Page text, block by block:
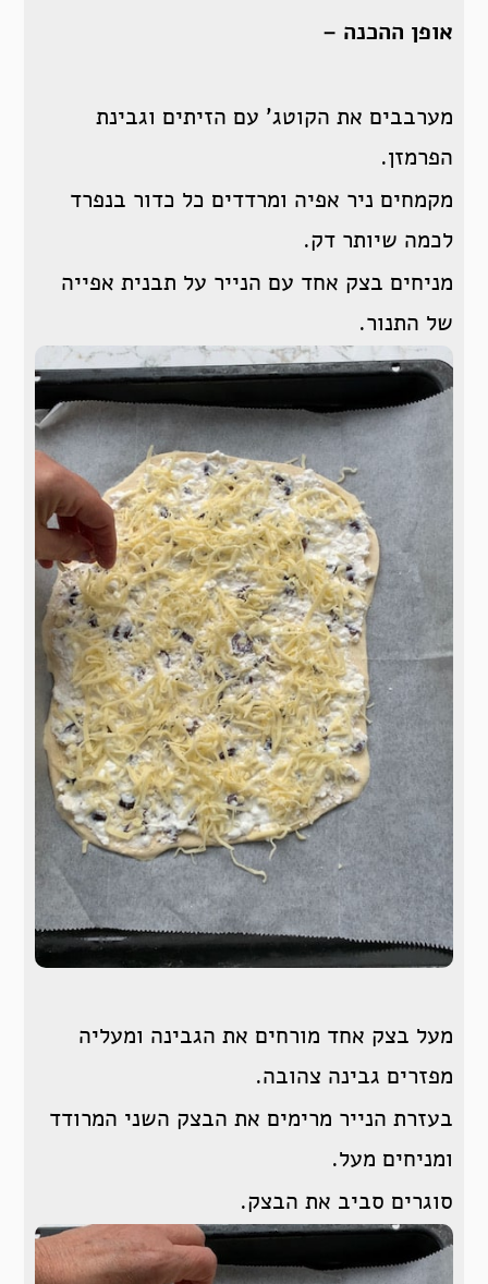
אופן ההכנה –
מערבבים את הקוטג’ עם הזיתים וגבינת
הפרמזן.
מקמחים ניר אפיה ומרדדים כל כדור בנפרד
לכמה שיותר דק.
מניחים בצק אחד עם הנייר על תבנית אפייה
של התנור.
מעל בצק אחד מורחים את הגבינה ומעליה
מפזרים גבינה צהובה.
בעזרת הנייר מרימים את הבצק השני המרודד
ומניחים מעל.
סוגרים סביב את הבצק.